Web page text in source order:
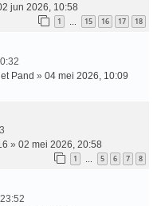
jun 2026, 10:58
1 … 15 16 17 18
Pand » 04 mei 2026, 10:09
» 02 mei 2026, 20:58
1 … 5 6 7 8